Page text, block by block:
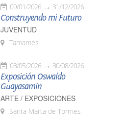
09/01/2026 31/12/2026
Construyendo mi Futuro
JUVENTUD
Tamames
08/05/2026 30/08/2026
Exposición Oswaldo
Guayasamín
ARTE / EXPOSICIONES
Santa Marta de Tormes